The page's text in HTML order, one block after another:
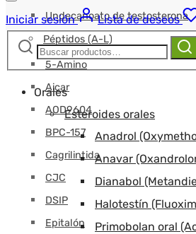
Undecanoato de testosterona
Péptidos (A-L)
5-Amino
Aicar
AOD9604
BPC-157
Cagrilintida
CJC
DSIP
Epitalón
Iniciar sesión
Lista de deseos
Buscar:
Orales
Esteroides orales
Anadrol
Anavar
Dianabol
Halotestín
Primobolan oral